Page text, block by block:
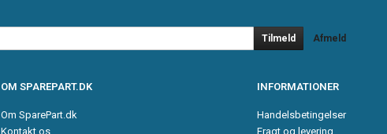
Tilmeld Afmeld
OM SPAREPART.DK
Om SparePart.dk
Kontakt os
INFORMATIONER
Handelsbetingelser
Fragt og levering